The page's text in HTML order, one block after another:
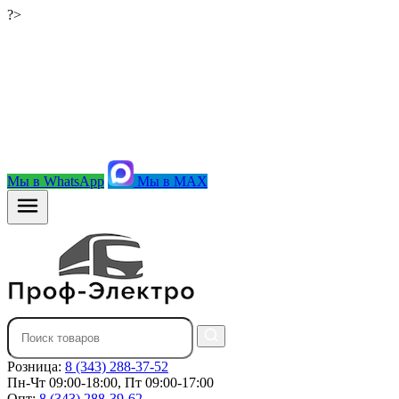
?>
Мы в WhatsApp Мы в MAX
Розница: 8 (343) 288-37-52
Пн-Чт 09:00-18:00, Пт 09:00-17:00